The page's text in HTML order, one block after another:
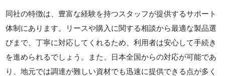
同社の特徴は、豊富な経験を持つスタッフが提供するサポート
体制にあります。リースや購入に関する相談から最適な製品選
びまで、丁寧に対応してくれるため、利用者は安心して手続き
を進められるでしょう。また、日本全国からの対応が可能であ
り、地元では調達が難しい資材でも迅速に提供できる点が多く